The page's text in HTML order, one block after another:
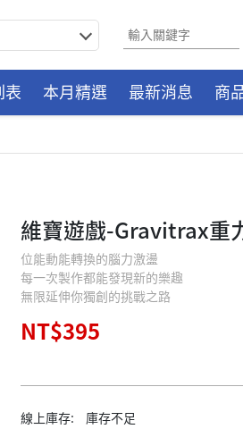
表 本月精選 最新消息 商
維寶遊戲-Gravitrax重
位能動能轉換的腦力激盪
每一次製作都能發現新的樂趣
無限延伸你獨創的挑戰之路
NT$395
線上庫存: 庫存不足